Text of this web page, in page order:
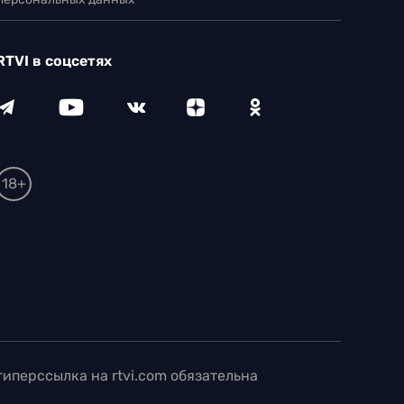
в соцсетях
18+
на rtvi.com обязательна